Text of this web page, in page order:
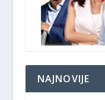
NAJNOVIJE